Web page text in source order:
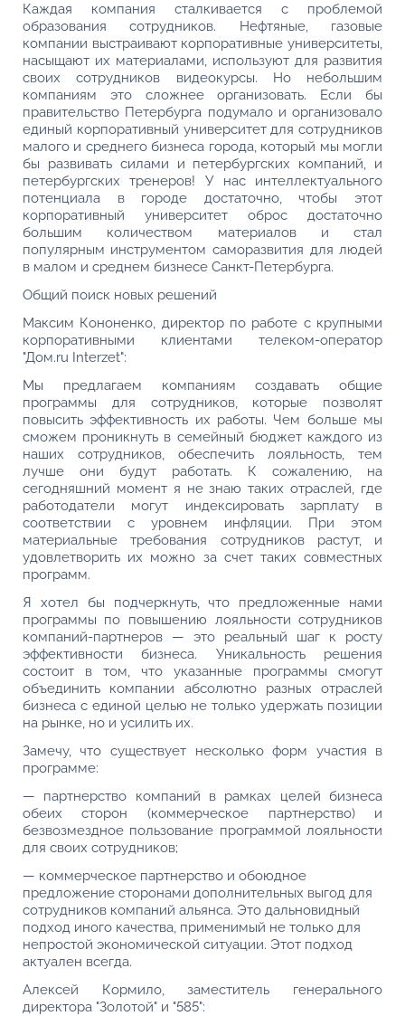
Каждая компания сталкивается с проблемой
образования сотрудников. Нефтяные, газовые
компании выстраивают корпоративные университеты,
насыщают их материалами, используют для развития
своих сотрудников видеокурсы. Но небольшим
компаниям это сложнее организовать. Если бы
правительство Петербурга подумало и организовало
единый корпоративный университет для сотрудников
малого и среднего бизнеса города, который мы могли
бы развивать силами и петербургских компаний, и
петербургских тренеров! У нас интеллектуального
потенциала в городе достаточно, чтобы этот
корпоративный университет оброс достаточно
большим количеством материалов и стал
популярным инструментом саморазвития для людей
в малом и среднем бизнесе Санкт-Петербурга.
Общий поиск новых решений
Максим Кононенко, директор по работе с крупными
корпоративными клиентами телеком-оператор
"Дом.ru Interzet":
Мы предлагаем компаниям создавать общие
программы для сотрудников, которые позволят
повысить эффективность их работы. Чем больше мы
сможем проникнуть в семейный бюджет каждого из
наших сотрудников, обеспечить лояльность, тем
лучше они будут работать. К сожалению, на
сегодняшний момент я не знаю таких отраслей, где
работодатели могут индексировать зарплату в
соответствии с уровнем инфляции. При этом
материальные требования сотрудников растут, и
удовлетворить их можно за счет таких совместных
программ.
Я хотел бы подчеркнуть, что предложенные нами
программы по повышению лояльности сотрудников
компаний-партнеров — это реальный шаг к росту
эффективности бизнеса. Уникальность решения
состоит в том, что указанные программы смогут
объединить компании абсолютно разных отраслей
бизнеса с единой целью не только удержать позиции
на рынке, но и усилить их.
Замечу, что существует несколько форм участия в
программе:
— партнерство компаний в рамках целей бизнеса
обеих сторон (коммерческое партнерство) и
безвозмездное пользование программой лояльности
для своих сотрудников;
— коммерческое партнерство и обоюдное
предложение сторонами дополнительных выгод для
сотрудников компаний альянса. Это дальновидный
подход иного качества, применимый не только для
непростой экономической ситуации. Этот подход
актуален всегда.
Алексей Кормило, заместитель генерального
директора "Золотой" и "585":